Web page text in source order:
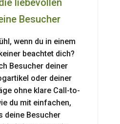
liebevollen
Besucher
wenn du in einem
beachtet dich?
Besucher deiner
oder deiner
ohne klare Call-to-
du mit einfachen,
deine Besucher